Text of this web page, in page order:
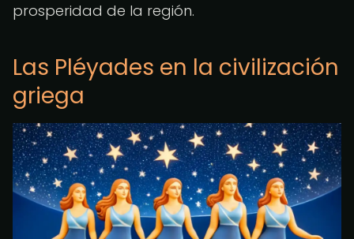
prosperidad de la región.
Las Pléyades en la civilización
griega